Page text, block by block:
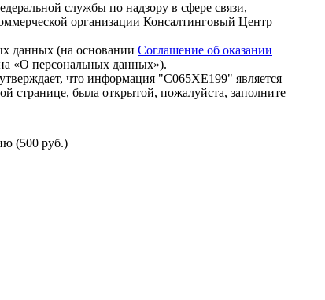
службы по надзору в сфере связи,
организации Консалтинговый Центр
данных (на основании Соглашение об оказании
«О персональных данных»).
что информация "С065ХЕ199" является
странице, была открытой, пожалуйста, заполните
(500 руб.)